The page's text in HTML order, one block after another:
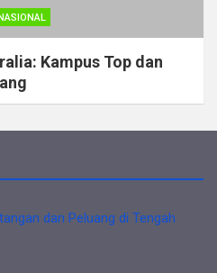
Kampus Top dan
dan Peluang di Tengah